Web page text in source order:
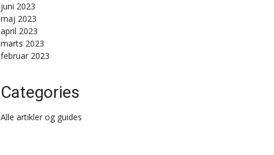
juni 2023
maj 2023
april 2023
marts 2023
februar 2023
Categories
Alle artikler og guides